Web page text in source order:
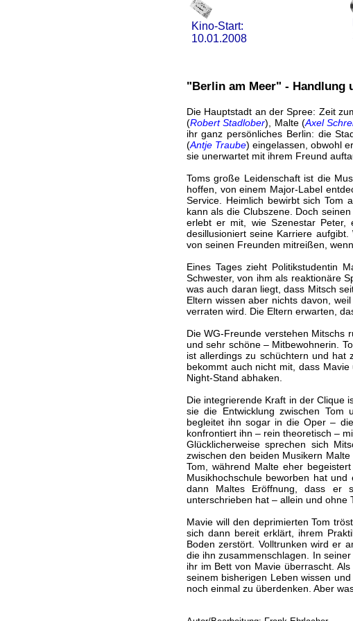
Kino-Start:
10.01.2008
"Berlin am Meer" - Handlung
Die Hauptstadt an der Spree: Zeit
(Robert Stadlober), Malte (Axel
ihr ganz persönliches Berlin: die
(Antje Traube) eingelassen, obwohl
sie unerwartet mit ihrem Freund
Toms große Leidenschaft ist die
hoffen, von einem Major-Label
Service. Heimlich bewirbt sich Tom
kann als die Clubszene. Doch
erlebt er mit, wie Szenestar Peter,
desillusioniert seine Karriere
von seinen Freunden mitreißen,
Eines Tages zieht Politikstudentin
Schwester, von ihm als reaktionäre
was auch daran liegt, dass Mitsch
Eltern wissen aber nichts davon,
verraten wird. Die Eltern erwarten,
Die WG-Freunde verstehen Mitschs
und sehr schöne – Mitbewohnerin.
ist allerdings zu schüchtern und hat
bekommt auch nicht mit, dass
Night-Stand abhaken.
Die integrierende Kraft in der Clique
sie die Entwicklung zwischen Tom
begleitet ihn sogar in die Oper –
konfrontiert ihn – rein theoretisch –
Glücklicherweise sprechen sich
zwischen den beiden Musikern
Tom, während Malte eher
Musikhochschule beworben hat
dann Maltes Eröffnung, dass er
unterschrieben hat – allein und ohne
Mavie will den deprimierten Tom
sich dann bereit erklärt, ihrem
Boden zerstört. Volltrunken wird er
die ihn zusammenschlagen. In
ihr im Bett von Mavie überrascht.
seinem bisherigen Leben wissen
noch einmal zu überdenken. Aber